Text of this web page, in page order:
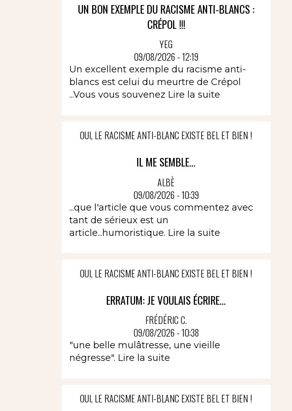
UN BON EXEMPLE DU RACISME ANTI-BLANCS :
CRÉPOL !!!
YEG
09/08/2026 - 12:19
Un excellent exemple du racisme anti-
blancs est celui du meurtre de Crépol
...Vous vous souvenez Lire la suite
OUI, LE RACISME ANTI-BLANC EXISTE BEL ET BIEN !
IL ME SEMBLE...
ALBÈ
09/08/2026 - 10:39
...que l'article que vous commentez avec
tant de sérieux est un
article...humoristique. Lire la suite
OUI, LE RACISME ANTI-BLANC EXISTE BEL ET BIEN !
ERRATUM: JE VOULAIS ÉCRIRE...
FRÉDÉRIC C.
09/08/2026 - 10:38
"une belle mulâtresse, une vieille
négresse". Lire la suite
OUI, LE RACISME ANTI-BLANC EXISTE BEL ET BIEN !